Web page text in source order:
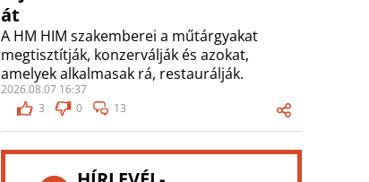
át
A HM HIM szakemberei a műtárgyakat
megtisztítják, konzerválják és azokat,
amelyek alkalmasak rá, restaurálják.
2026.08.07 16:37
3
0 13